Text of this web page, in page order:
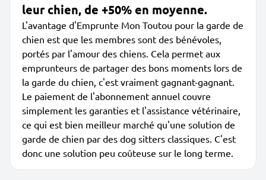
leur chien, de +50% en moyenne.
L'avantage d'Emprunte Mon Toutou pour la garde de
chien est que les membres sont des bénévoles,
portés par l'amour des chiens. Cela permet aux
emprunteurs de partager des bons moments lors de
la garde du chien, c'est vraiment gagnant-gagnant.
Le paiement de l'abonnement annuel couvre
simplement les garanties et l'assistance vétérinaire,
ce qui est bien meilleur marché qu'une solution de
garde de chien par des dog sitters classiques. C'est
donc une solution peu coûteuse sur le long terme.